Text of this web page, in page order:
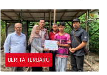
BERITA TERBARU